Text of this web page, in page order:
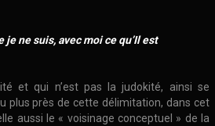
je ne suis, avec moi ce qu’Il est
et qui n’est pas la judokité, ainsi se
plus près de cette délimitation, dans cet
aussi le « voisinage conceptuel » de la